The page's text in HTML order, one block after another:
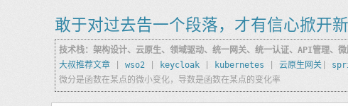
敢于对过去告一个段落，才有信心掀开新
技术栈：架构设计、云原生、领域驱动、统一网关、统一认证、API管理、
大叔推荐文章
wso2 keycloak kubernetes 云原生网关
微分是函数在某点的微小变化，导数是函数在某点的变化率